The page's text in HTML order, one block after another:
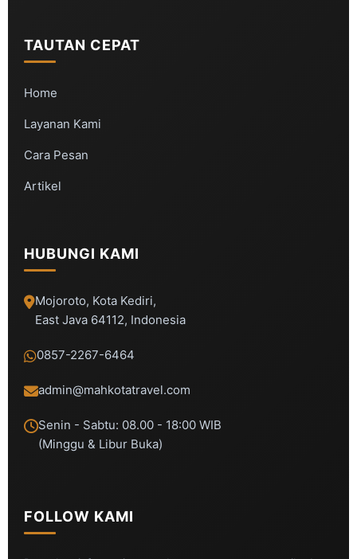
TAUTAN CEPAT
Home
Layanan Kami
Cara Pesan
Artikel
HUBUNGI KAMI
Mojoroto, Kota Kediri,
East Java 64112, Indonesia
0857-2267-6464
admin@mahkotatravel.com
Senin - Sabtu: 08.00 - 18:00 WIB
(Minggu & Libur Buka)
FOLLOW KAMI